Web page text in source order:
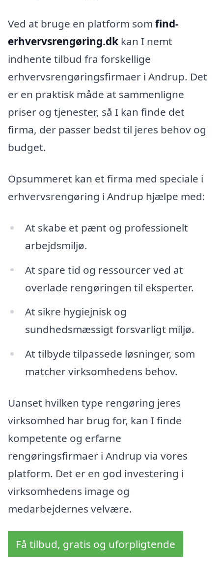
Ved at bruge en platform som find-
erhvervsrengøring.dk kan I nemt
indhente tilbud fra forskellige
erhvervsrengøringsfirmaer i Andrup. Det
er en praktisk måde at sammenligne
priser og tjenester, så I kan finde det
firma, der passer bedst til jeres behov og
budget.
Opsummeret kan et firma med speciale i
erhvervsrengøring i Andrup hjælpe med:
At skabe et pænt og professionelt
arbejdsmiljø.
At spare tid og ressourcer ved at
overlade rengøringen til eksperter.
At sikre hygiejnisk og
sundhedsmæssigt forsvarligt miljø.
At tilbyde tilpassede løsninger, som
matcher virksomhedens behov.
Uanset hvilken type rengøring jeres
virksomhed har brug for, kan I finde
kompetente og erfarne
rengøringsfirmaer i Andrup via vores
platform. Det er en god investering i
virksomhedens image og
medarbejdernes velvære.
Få tilbud, gratis og uforpligtende